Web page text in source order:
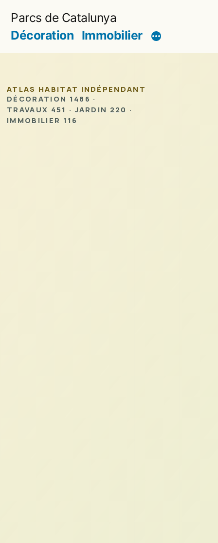
au
Parcs de Catalunya
Décoration Immobilier
ATLAS HABITAT INDÉPENDANT
DÉCORATION 1486 ·
TRAVAUX 451 · JARDIN 220 ·
IMMOBILIER 116